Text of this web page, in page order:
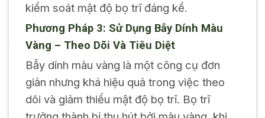
kiểm soát mật độ bọ trĩ đáng kể.
Phương Pháp 3: Sử Dụng Bẫy Dính Màu
Vàng – Theo Dõi Và Tiêu Diệt
Bẫy dính màu vàng là một công cụ đơn
giản nhưng khá hiệu quả trong việc theo
dõi và giảm thiểu mật độ bọ trĩ. Bọ trĩ